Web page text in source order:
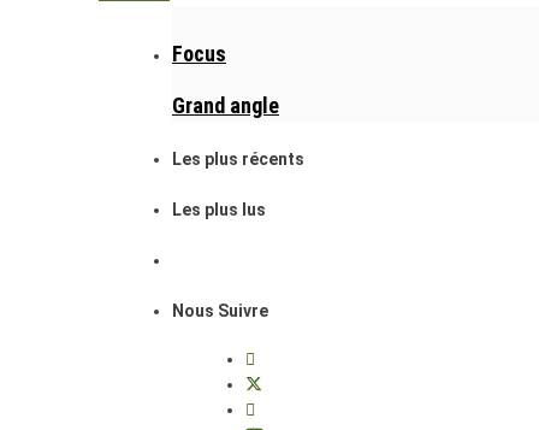
Focus
Grand angle
Les plus récents
Les plus lus
Nous Suivre